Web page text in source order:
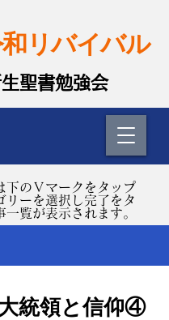
リバイバル
聖書勉強会
下のＶマークをタップ
リーを選択し完了をタ
一覧が表示されます。
統領と信仰④